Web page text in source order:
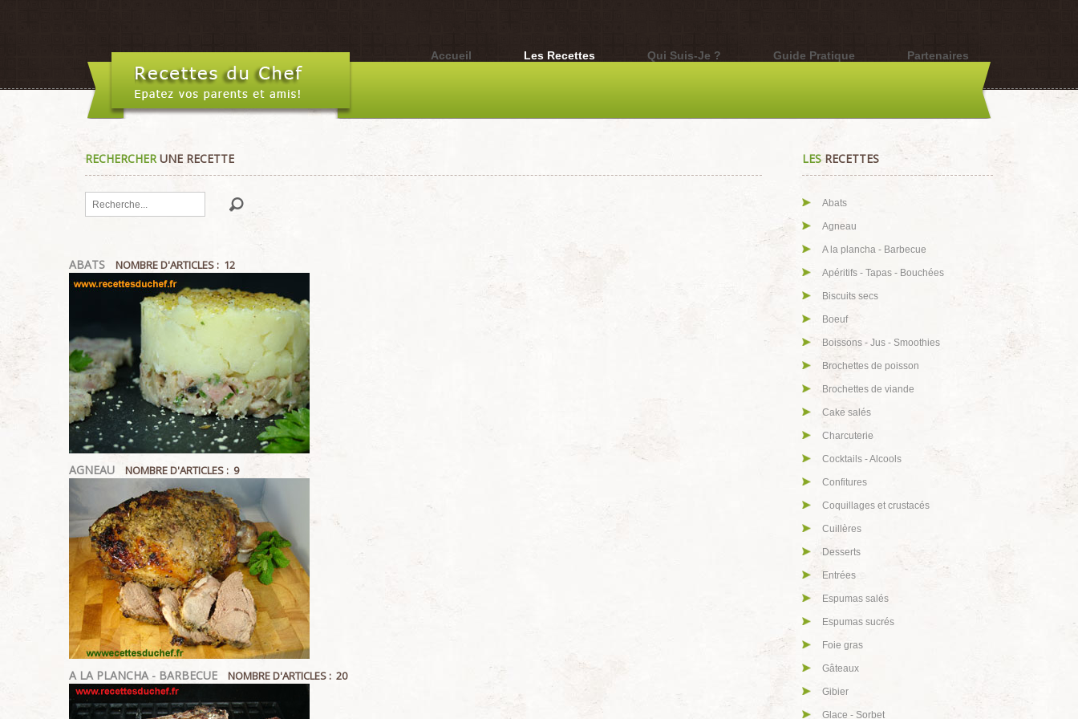
Accueil Les Recettes Qui Suis-Je ? Guide Pratique Partenaires
RECHERCHERUNE RECETTE
Rechercher
ABATS NOMBRE D'ARTICLES : 12
AGNEAU NOMBRE D'ARTICLES : 9
A LA PLANCHA - BARBECUE NOMBRE D'ARTICLES : 20
LESRECETTES
Abats
Agneau
A la plancha - Barbecue
Apéritifs - Tapas - Bouchées
Biscuits secs
Boeuf
Boissons - Jus - Smoothies
Brochettes de poisson
Brochettes de viande
Cake salés
Charcuterie
Cocktails - Alcools
Confitures
Coquillages et crustacés
Cuillères
Desserts
Entrées
Espumas salés
Espumas sucrés
Foie gras
Gâteaux
Gibier
Glace - Sorbet